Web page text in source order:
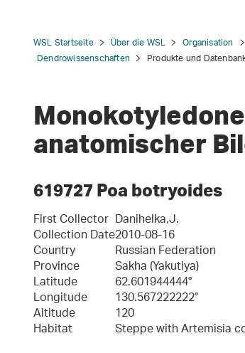
WSL Startseite Über die WSL Organisation
Dendrowissenschaften
Produkte und
anatomischer
619727 Poa botryoides
First Collector Danihelka,J.
Collection Date2010-08-16
Country Russian Federation
Province Sakha (Yakutiya)
Latitude 62.601944444°
Longitude 130.567222222°
Altitude 120
Habitat Steppe with Artemisia